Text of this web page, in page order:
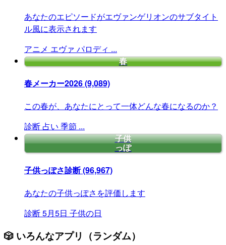
あなたのエピソードがエヴァンゲリオンのサブタイト
ル風に表示されます
アニメ エヴァ パロディ ...
春
春メーカー2026(9,089)
この春が、あなたにとって一体どんな春になるのか？
診断 占い 季節 ...
子供
っぽ
子供っぽさ診断(96,967)
あなたの子供っぽさを評価します
診断5月5日 子供の日
🎲 いろんなアプリ（ランダム）